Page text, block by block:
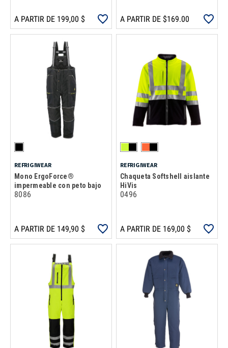
A PARTIR DE 199,00 $ A PARTIR DE $169.00
REFRIGIWEAR
Mono ErgoForce®
impermeable con peto bajo
8086
A PARTIR DE 149,90 $
REFRIGIWEAR
Chaqueta Softshell aislante
HiVis
0496
A PARTIR DE 169,00 $